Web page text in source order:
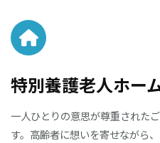
特別養護老人ホー
一人ひとりの意思が尊重された
す。高齢者に想いを寄せながら